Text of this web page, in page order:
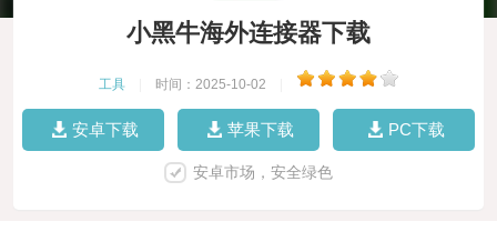
小黑牛海外连接器下载
工具 时间：2025-10-02
安卓下载 苹果下载 PC下载
安卓市场，安全绿色